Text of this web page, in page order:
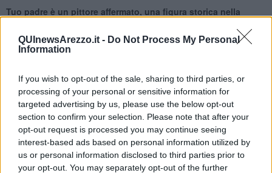
QUInewsArezzo.it - Do Not Process My Personal
Information
If you wish to opt-out of the sale, sharing to third parties, or
processing of your personal or sensitive information for
targeted advertising by us, please use the below opt-out
section to confirm your selection. Please note that after your
opt-out request is processed you may continue seeing
interest-based ads based on personal information utilized by
us or personal information disclosed to third parties prior to
your opt-out. You may separately opt-out of the further
Tuo padre è un pittore affermato, una figura storica nella
condizionato questo rapporto ?
“ Molti mi chiedono notizie su questa eventuale influenza artistica,
Inoltre è una persona molto concentrata su se stesso, sulla sua
ricerca. Comunque ha lasciato tutte le figlie assolutamente libere di
scegliere la propria strada, senza nessun tipo di condizionamento
imposto dall’alto."
Ci sono delle opere di Mario Madiai che nascono
intervenendo su delle fotografie di nudo da te realizzate.
Come è nata questa collaborazione ?